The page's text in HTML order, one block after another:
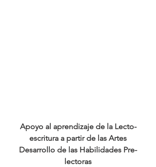
Apoyo al aprendizaje de la Lecto-
escritura a partir de las Artes
Desarrollo de las Habilidades Pre-
lectoras